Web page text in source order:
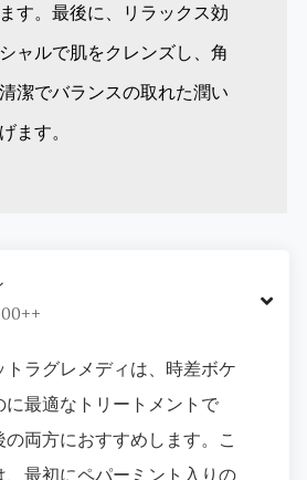
す。最後に、リラックス効
ャルで肌をクレンズし、角
潔でバランスの取れた潤い
ます。
ラグレメディは、時差ボケ
最適なトリートメントで
両方におすすめします。こ
最初にペパーミント入りの